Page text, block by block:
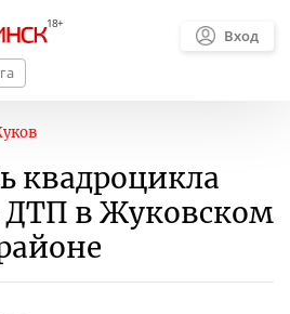
Вход
квадроцикла
ДТП в Жуковском